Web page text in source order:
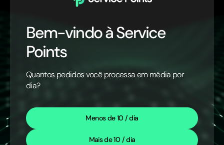
Bem-vindo à Service
Points
Quantos pedidos você processa em média por
dia?
Menos de 10 / dia
Mais de 10 / dia